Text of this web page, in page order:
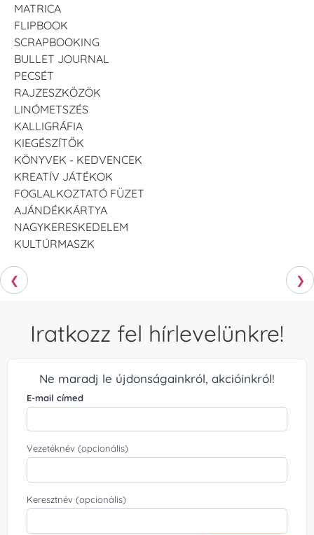
MATRICA
FLIPBOOK
SCRAPBOOKING
BULLET JOURNAL
PECSÉT
RAJZESZKÖZÖK
LINÓMETSZÉS
KALLIGRÁFIA
KIEGÉSZÍTŐK
KÖNYVEK - KEDVENCEK
KREATÍV JÁTÉKOK
FOGLALKOZTATÓ FÜZET
AJÁNDÉKKÁRTYA
NAGYKERESKEDELEM
KULTÚRMASZK
❮ ❯
Iratkozz fel hírlevelünkre!
Ne maradj le újdonságainkról, akcióinkról!
E-mail címed
Vezetéknév (opcionális)
Keresztnév (opcionális)